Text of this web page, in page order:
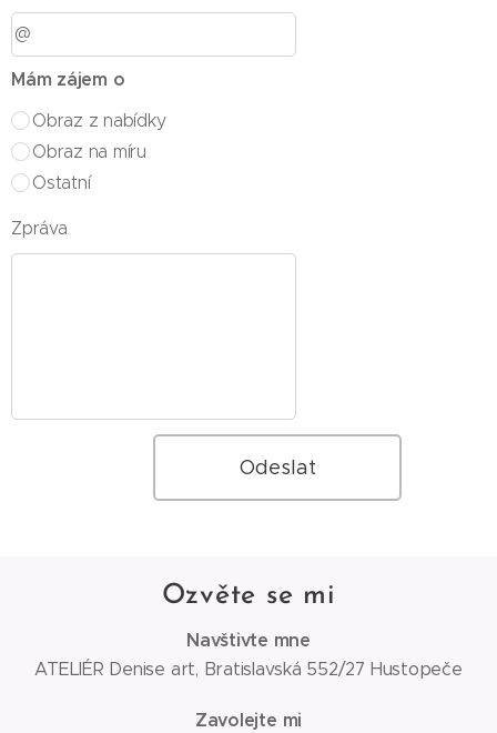
Mám zájem o
Obraz z nabídky
Obraz na míru
Ostatní
Zpráva
Odeslat
Ozvěte se mi
Navštivte mne
ATELIÉR Denise art, Bratislavská 552/27 Hustopeče
Zavolejte mi